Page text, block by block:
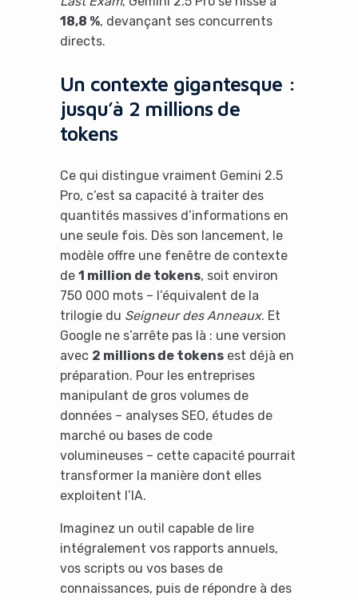
18,8 %, devançant ses concurrents
directs.
Un contexte gigantesque :
jusqu’à 2 millions de
tokens
Ce qui distingue vraiment Gemini 2.5
Pro, c’est sa capacité à traiter des
quantités massives d’informations en
une seule fois. Dès son lancement, le
modèle offre une fenêtre de contexte
de 1 million de tokens, soit environ
750 000 mots – l’équivalent de la
trilogie du Seigneur des Anneaux. Et
Google ne s’arrête pas là : une version
avec 2 millions de tokensest déjà en
préparation. Pour les entreprises
manipulant de gros volumes de
données – analyses SEO, études de
marché ou bases de code
volumineuses – cette capacité pourrait
transformer la manière dont elles
exploitent l’IA.
Imaginez un outil capable de lire
intégralement vos rapports annuels,
vos scripts ou vos bases de
connaissances, puis de répondre à des